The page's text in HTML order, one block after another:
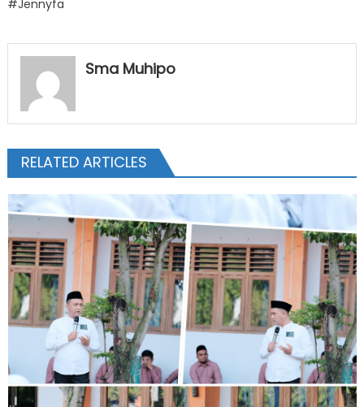
#Jennyfa
Sma Muhipo
RELATED ARTICLES